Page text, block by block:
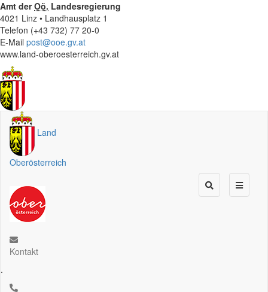
Amt derOö. Landesregierung
4021 Linz • Landhausplatz 1
Telefon (+43 732) 77 20-0
E-Mail post@ooe.gv.at
www.land-oberoesterreich.gv.at
Land
Oberösterreich
Kontakt
.